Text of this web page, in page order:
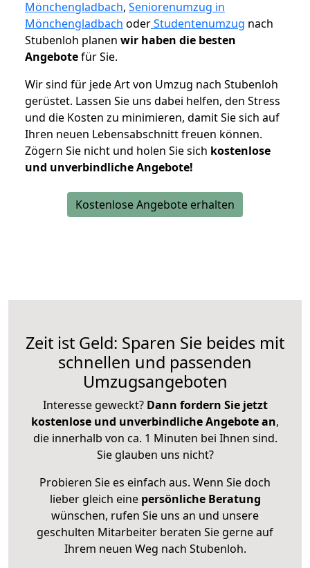
Mönchengladbach, Seniorenumzug in
Mönchengladbach oderStudentenumzug nach
Stubenloh planen wir haben die besten
Angebotefür Sie.
Wir sind für jede Art von Umzug nach Stubenloh
gerüstet. Lassen Sie uns dabei helfen, den Stress
und die Kosten zu minimieren, damit Sie sich auf
Ihren neuen Lebensabschnitt freuen können.
Zögern Sie nicht und holen Sie sich kostenlose
und unverbindliche Angebote!
Kostenlose Angebote erhalten
Zeit ist Geld: Sparen Sie beides mit
schnellen und passenden
Umzugsangeboten
Interesse geweckt? Dann fordern Sie jetzt
kostenlose und unverbindliche Angebote an,
die innerhalb von ca. 1 Minuten bei Ihnen sind.
Sie glauben uns nicht?
Probieren Sie es einfach aus. Wenn Sie doch
lieber gleich eine persönliche Beratung
wünschen, rufen Sie uns an und unsere
geschulten Mitarbeiter beraten Sie gerne auf
Ihrem neuen Weg nach Stubenloh.